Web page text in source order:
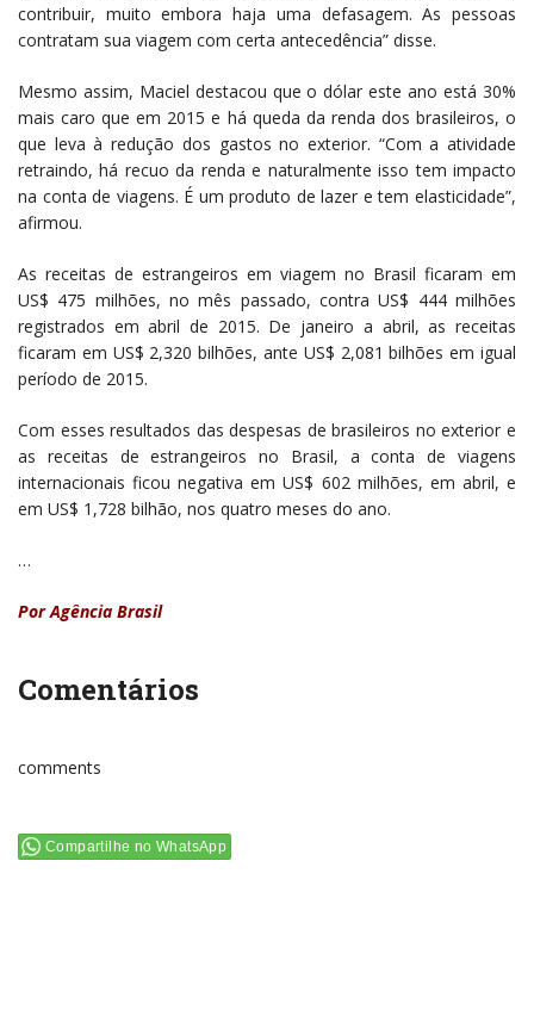
contribuir, muito embora haja uma defasagem. As pessoas
contratam sua viagem com certa antecedência” disse.
Mesmo assim, Maciel destacou que o dólar este ano está 30%
mais caro que em 2015 e há queda da renda dos brasileiros, o
que leva à redução dos gastos no exterior. “Com a atividade
retraindo, há recuo da renda e naturalmente isso tem impacto
na conta de viagens. É um produto de lazer e tem elasticidade”,
afirmou.
As receitas de estrangeiros em viagem no Brasil ficaram em
US$ 475 milhões, no mês passado, contra US$ 444 milhões
registrados em abril de 2015. De janeiro a abril, as receitas
ficaram em US$ 2,320 bilhões, ante US$ 2,081 bilhões em igual
período de 2015.
Com esses resultados das despesas de brasileiros no exterior e
as receitas de estrangeiros no Brasil, a conta de viagens
internacionais ficou negativa em US$ 602 milhões, em abril, e
em US$ 1,728 bilhão, nos quatro meses do ano.
…
Por Agência Brasil
Comentários
comments
Compartilhe no WhatsApp